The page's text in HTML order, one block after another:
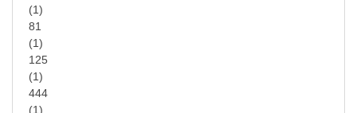
(1)
81
(1)
125
(1)
444
(1)